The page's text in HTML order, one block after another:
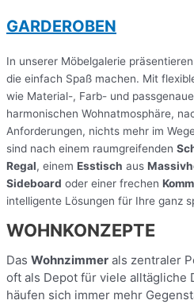
GARDEROBEN
In unserer Möbelgalerie
die einfach Spaß machen. Mit
wie Material-, Farb- und
harmonischen Wohnatmosphäre,
Anforderungen, nichts mehr im
sind nach einem raumgreifenden
Regal, einem Esstisch aus
Sideboard oder einer frechen
intelligente Lösungen für Ihre ganz
WOHNKONZEPTE
Das Wohnzimmer als zentraler
oft als Depot für viele alltägliche
häufen sich immer mehr